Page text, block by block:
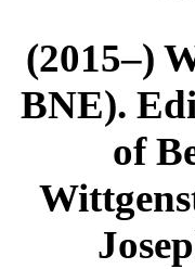
(2015–)
BNE).
of